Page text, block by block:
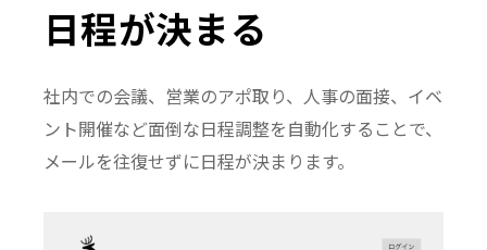
日程が決まる
社内での会議、営業のアポ取り、人事の面接、イベ
ント開催など面倒な日程調整を自動化することで、
メールを往復せずに日程が決まります。